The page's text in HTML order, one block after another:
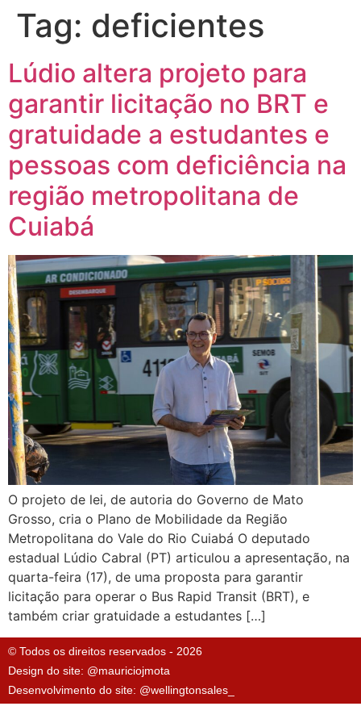
Tag: deficientes
Lúdio altera projeto para
garantir licitação no BRT e
gratuidade a estudantes e
pessoas com deficiência na
região metropolitana de
Cuiabá
O projeto de lei, de autoria do Governo de Mato
Grosso, cria o Plano de Mobilidade da Região
Metropolitana do Vale do Rio Cuiabá O deputado
estadual Lúdio Cabral (PT) articulou a apresentação, na
quarta-feira (17), de uma proposta para garantir
licitação para operar o Bus Rapid Transit (BRT), e
também criar gratuidade a estudantes […]
© Todos os direitos reservados - 2026
Design do site: @mauriciojmota
Desenvolvimento do site: @wellingtonsales_